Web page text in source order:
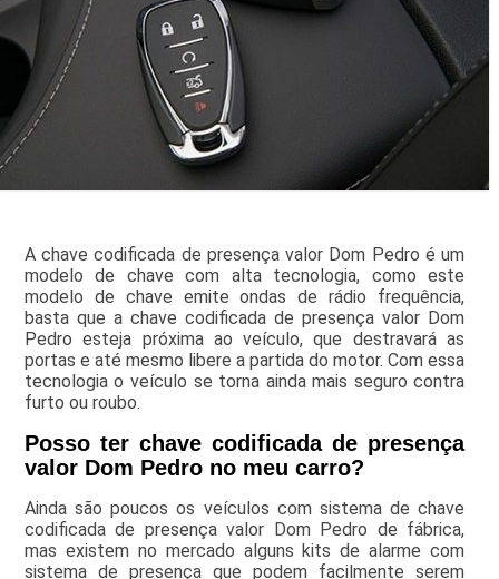
A chave codificada de presença valor Dom Pedro é um
modelo de chave com alta tecnologia, como este
modelo de chave emite ondas de rádio frequência,
basta que a chave codificada de presença valor Dom
Pedro esteja próxima ao veículo, que destravará as
portas e até mesmo libere a partida do motor. Com essa
tecnologia o veículo se torna ainda mais seguro contra
furto ou roubo.
Posso ter chave codificada de presença
valor Dom Pedro no meu carro?
Ainda são poucos os veículos com sistema de chave
codificada de presença valor Dom Pedro de fábrica,
mas existem no mercado alguns kits de alarme com
sistema de presença que podem facilmente serem